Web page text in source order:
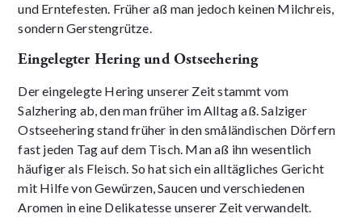
und Erntefesten. Früher aß man jedoch keinen Milchreis,
sondern Gerstengrütze.
Eingelegter Hering und Ostseehering
Der eingelegte Hering unserer Zeit stammt vom
Salzhering ab, den man früher im Alltag aß. Salziger
Ostseehering stand früher in den småländischen Dörfern
fast jeden Tag auf dem Tisch. Man aß ihn wesentlich
häufiger als Fleisch. So hat sich ein alltägliches Gericht
mit Hilfe von Gewürzen, Saucen und verschiedenen
Aromen in eine Delikatesse unserer Zeit verwandelt.